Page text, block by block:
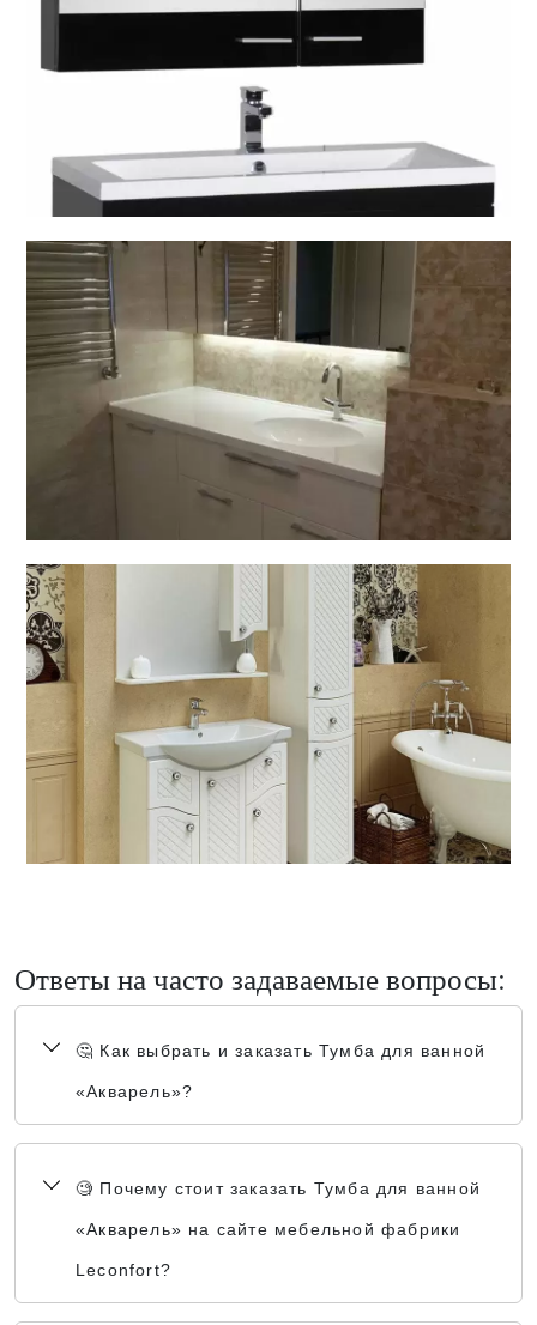
Ответы на часто задаваемые вопросы:
🤔 Как выбрать и заказать Тумба для ванной
«Акварель»?
🧐 Почему стоит заказать Тумба для ванной
«Акварель» на сайте мебельной фабрики
Leconfort?